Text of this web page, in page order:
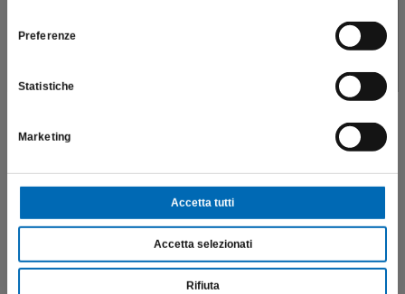
Preferenze
Statistiche
Marketing
Accetta tutti
Accetta selezionati
Rifiuta
Scopri di più